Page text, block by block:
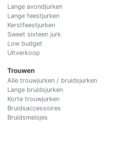
Lange avondjurken
Lange feestjurken
Kerstfeestjurken
Sweet sixteen jurk
Low budget
Uitverkoop
Trouwen
Alle trouwjurken / bruidsjurken
Lange bruidsjurken
Korte trouwjurken
Bruidsaccessoires
Bruidsmeisjes